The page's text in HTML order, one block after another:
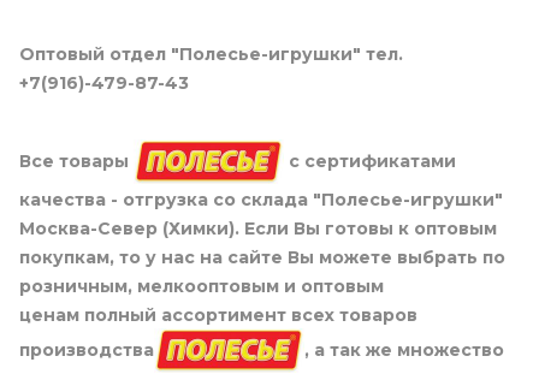
Оптовый отдел "Полесье-игрушки" тел.
+7(916)-479-87-43
Все товары
с сертификатами
качества - отгрузка со склада "Полесье-игрушки"
Москва-Север (Химки). Если Вы готовы к оптовым
покупкам, то у нас на сайте Вы можете выбрать по
розничным, мелкооптовым и оптовым
ценам полный ассортимент всех товаров
производства
, а так же множество